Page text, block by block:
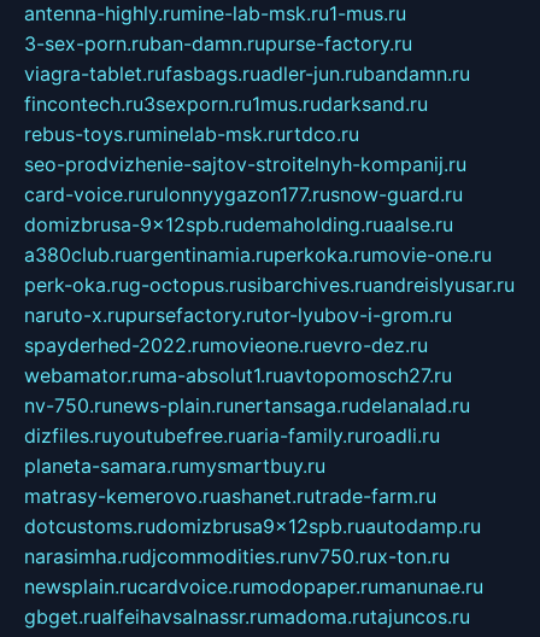
antenna-highly.rumine-lab-msk.ru1-mus.ru
3-sex-porn.ruban-damn.rupurse-factory.ru
viagra-tablet.rufasbags.ruadler-jun.rubandamn.ru
fincontech.ru3sexporn.ru1mus.rudarksand.ru
rebus-toys.ruminelab-msk.rurtdco.ru
seo-prodvizhenie-sajtov-stroitelnyh-kompanij.ru
card-voice.rurulonnyygazon177.rusnow-guard.ru
domizbrusa-9x12spb.rudemaholding.ruaalse.ru
a380club.ruargentinamia.ruperkoka.rumovie-one.ru
perk-oka.rug-octopus.rusibarchives.ruandreislyusar.ru
naruto-x.rupursefactory.rutor-lyubov-i-grom.ru
spayderhed-2022.rumovieone.ruevro-dez.ru
webamator.ruma-absolut1.ruavtopomosch27.ru
nv-750.runews-plain.runertansaga.rudelanalad.ru
dizfiles.ruyoutubefree.ruaria-family.ruroadli.ru
planeta-samara.rumysmartbuy.ru
matrasy-kemerovo.ruashanet.rutrade-farm.ru
dotcustoms.rudomizbrusa9x12spb.ruautodamp.ru
narasimha.rudjcommodities.runv750.rux-ton.ru
newsplain.rucardvoice.rumodopaper.rumanunae.ru
gbget.rualfeihavsalnassr.rumadoma.rutajuncos.ru